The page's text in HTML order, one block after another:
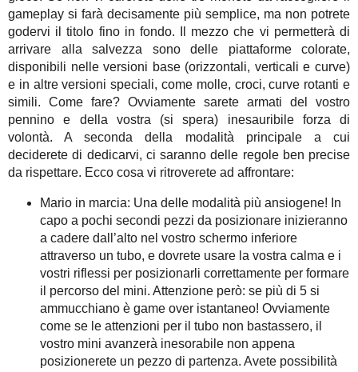
gameplay si farà decisamente più semplice, ma non potrete
godervi il titolo fino in fondo. Il mezzo che vi permetterà di
arrivare alla salvezza sono delle piattaforme colorate,
disponibili nelle versioni base (orizzontali, verticali e curve)
e in altre versioni speciali, come molle, croci, curve rotanti e
simili. Come fare? Ovviamente sarete armati del vostro
pennino e della vostra (si spera) inesauribile forza di
volontà. A seconda della modalità principale a cui
deciderete di dedicarvi, ci saranno delle regole ben precise
da rispettare. Ecco cosa vi ritroverete ad affrontare:
Mario in marcia: Una delle modalità più ansiogene! In
capo a pochi secondi pezzi da posizionare inizieranno
a cadere dall’alto nel vostro schermo inferiore
attraverso un tubo, e dovrete usare la vostra calma e i
vostri riflessi per posizionarli correttamente per formare
il percorso del mini. Attenzione però: se più di 5 si
ammucchiano è game over istantaneo! Ovviamente
come se le attenzioni per il tubo non bastassero, il
vostro mini avanzerà inesorabile non appena
posizionerete un pezzo di partenza. Avete possibilità